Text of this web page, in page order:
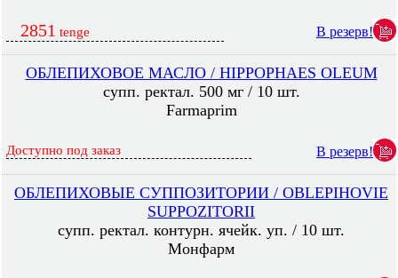
2851 tenge В резерв!
ОБЛЕПИХОВОЕ МАСЛО / HIPPOPHAES OLEUM
супп. ректал. 500 мг / 10 шт.
Farmaprim
Доступно под заказ В резерв!
ОБЛЕПИХОВЫЕ СУППОЗИТОРИИ / OBLEPIHOVIE
SUPPOZITORII
супп. ректал. контурн. ячейк. уп. / 10 шт.
Монфарм